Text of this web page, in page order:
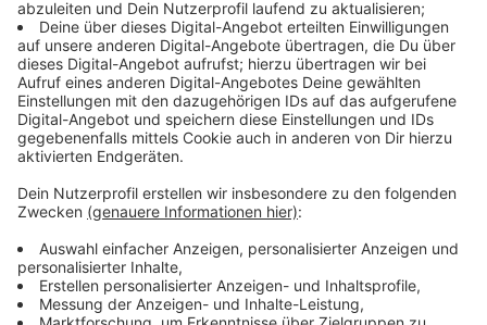
Anzeige
Weitere Infos und Links zum Thema:
Anzeige
Die Meldung der Polizei (mit dem Fahndungsfoto)
Immer wieder finden auch am Düsseldorfer
Hauptbahnhof Waffenkontrollen statt
Weitere Nachrichten aus Düsseldorf